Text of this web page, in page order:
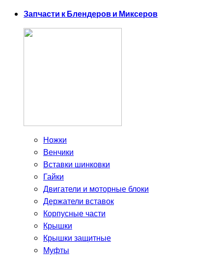
Запчасти к Блендеров и Миксеров
Ножки
Венчики
Вставки шинковки
Гайки
Двигатели и моторные блоки
Держатели вставок
Корпусные части
Крышки
Крышки защитные
Муфты